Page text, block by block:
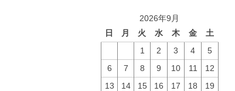
2026年9月
日
月 火 水 木 金
土
1
2 3 4
5
6
7 8 9 10 11
12
13
14 15 16 17 18
19